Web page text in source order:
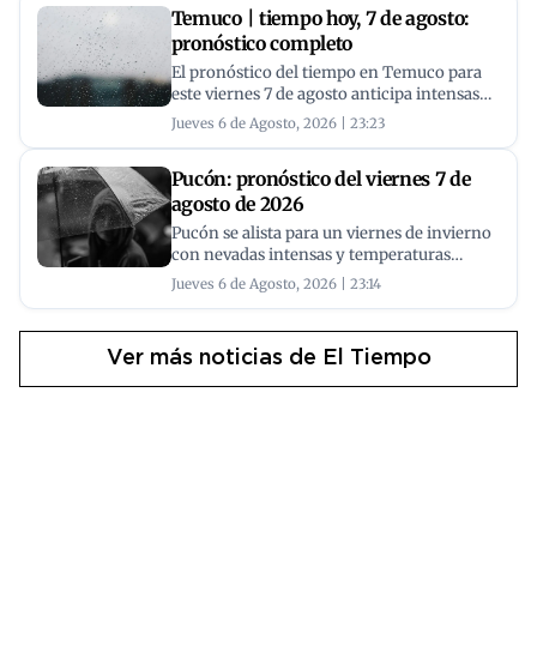
pronóstico del tiempo en Villarrica para
planificar tu día.
Temuco | tiempo hoy, 7 de agosto:
pronóstico completo
El pronóstico del tiempo en Temuco para
este viernes 7 de agosto anticipa intensas
lluvias y bajas temperaturas. Se esperan
ráfagas de viento y alta humedad. Conoce
Jueves 6 de Agosto, 2026 | 23:23
Pucón: pronóstico del viernes 7 de
agosto de 2026
Pucón se alista para un viernes de invierno
con nevadas intensas y temperaturas
gélidas. El pronóstico del tiempo para este 7
de agosto de 2026 anticipa máximas de 4°C
Jueves 6 de Agosto, 2026 | 23:14
Ver más noticias de El Tiempo